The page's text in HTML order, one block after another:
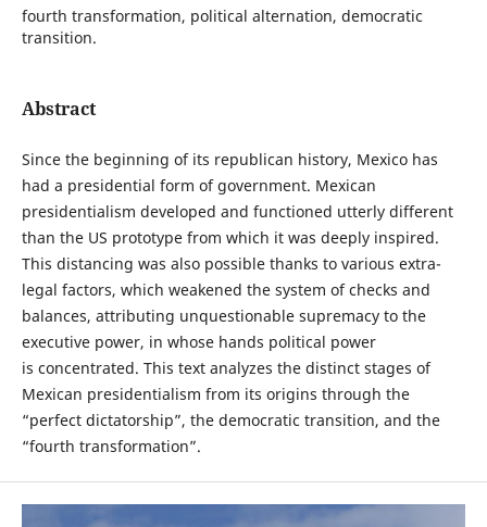
fourth transformation, political alternation, democratic
transition.
Abstract
Since the beginning of its republican history, Mexico has
had a presidential form of government. Mexican
presidentialism developed and functioned utterly different
than the US prototype from which it was deeply inspired.
This distancing was also possible thanks to various extra-
legal factors, which weakened the system of checks and
balances, attributing unquestionable supremacy to the
executive power, in whose hands political power
is concentrated. This text analyzes the distinct stages of
Mexican presidentialism from its origins through the
“perfect dictatorship”, the democratic transition, and the
“fourth transformation”.